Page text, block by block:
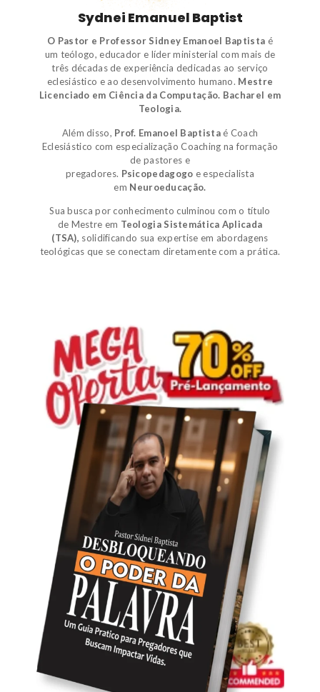
Sydnei Emanuel Baptist
O Pastor e Professor Sidney Emanoel Baptista é
um teólogo, educador e líder ministerial com mais de
três décadas de experiência dedicadas ao serviço
eclesiástico e ao desenvolvimento humano. Mestre
Licenciado em Ciência da Computação. Bacharel em
Teologia.
Além disso, Prof. Emanoel Baptistaé Coach
Eclesiástico com especialização Coaching na formação
de pastores e
pregadores. Psicopedagogo e especialista
em Neuroeducação.
Sua busca por conhecimento culminou com o título
de Mestre em Teologia Sistemática Aplicada
(TSA), solidificando sua expertise em abordagens
teológicas que se conectam diretamente com a prática.